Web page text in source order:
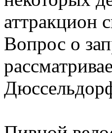
аттракцион
Вопрос о